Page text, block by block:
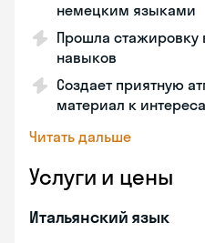
немецким языками
Прошла стажировку
навыков
Создает приятную
материал к
Читать дальше
Услуги и цены
Итальянский язык